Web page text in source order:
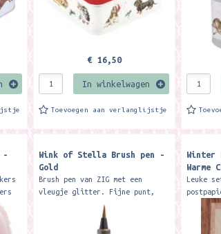
€ 16,50
In winkelwagen
Toevoegen aan verlanglijstje
-
Wink of Stella Brush pen -
Gold
Brush pen van ZIG met een
vleugje glitter. Fijne punt,
pigment inkt op waterbasis, kan
op foto's verwerkt worden, acid
vrij, xylene vrij,...
Winter
Warme
Leuke